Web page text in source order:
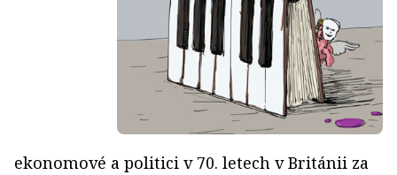
ekonomové a politici v 70. letech v Británii za